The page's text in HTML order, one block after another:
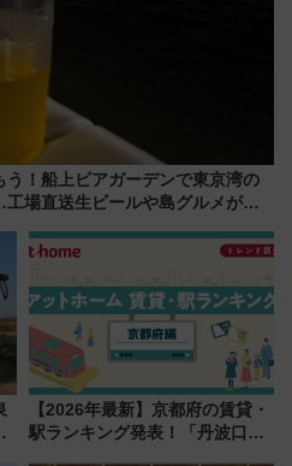
！船上ビアガーデンで東京湾の
場直送生ビールや島グルメが美
【2026年最新】京都府の賃貸・
駅ランキング発表！「丹波口」